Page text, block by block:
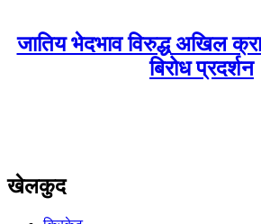
जातिय भेदभाव विरुद्ध अखिल
बिरोध प्रदर्शन
खेलकुद